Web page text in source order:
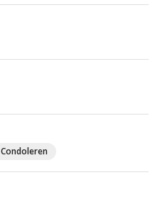
Condoleren